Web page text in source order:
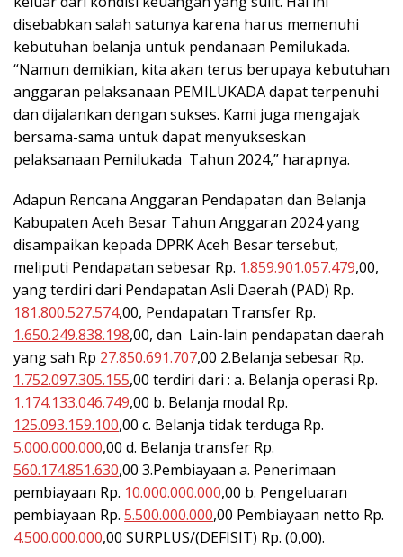
disebabkan salah satunya karena harus memenuhi
kebutuhan belanja untuk pendanaan Pemilukada.
“Namun demikian, kita akan terus berupaya kebutuhan
anggaran pelaksanaan PEMILUKADA dapat terpenuhi
dan dijalankan dengan sukses. Kami juga mengajak
bersama-sama untuk dapat menyukseskan
pelaksanaan Pemilukada Tahun 2024,” harapnya.
Adapun Rencana Anggaran Pendapatan dan Belanja
Kabupaten Aceh Besar Tahun Anggaran 2024 yang
disampaikan kepada DPRK Aceh Besar tersebut,
meliputi Pendapatan sebesar Rp. 1.859.901.057.479,00,
yang terdiri dari Pendapatan Asli Daerah (PAD) Rp.
181.800.527.574,00, Pendapatan Transfer Rp.
1.650.249.838.198,00, dan Lain-lain pendapatan daerah
yang sah Rp 27.850.691.707,00 2.Belanja sebesar Rp.
1.752.097.305.155,00 terdiri dari : a. Belanja operasi Rp.
1.174.133.046.749,00 b. Belanja modal Rp.
125.093.159.100,00 c. Belanja tidak terduga Rp.
5.000.000.000,00 d. Belanja transfer Rp.
560.174.851.630,00 3.Pembiayaan a. Penerimaan
pembiayaan Rp. 10.000.000.000,00 b. Pengeluaran
pembiayaan Rp. 5.500.000.000,00 Pembiayaan netto Rp.
4.500.000.000,00 SURPLUS/(DEFISIT) Rp. (0,00).